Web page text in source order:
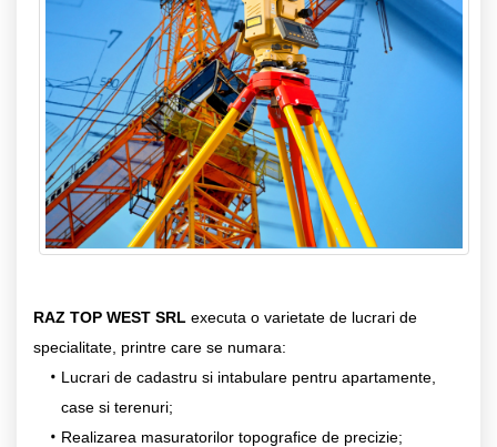
RAZ TOP WEST SRL executa o varietate de lucrari de
specialitate, printre care se numara:
Lucrari de cadastru si intabulare pentru apartamente,
case si terenuri;
Realizarea masuratorilor topografice de precizie;